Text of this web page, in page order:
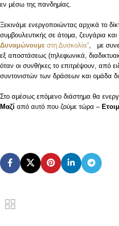
εν μέσω της πανδημίας.
Ξεκινάμε ενεργοποιώντας αρχικά το
συμβουλευτικής σε άτομα, ζευγάρια και
Δυναμώνουμε στη Δυσκολία”, με
εξ αποστάσεως (τηλεφωνικά,
όταν οι συνθήκες το επιτρέψουν, από
συντονιστών των δράσεων και ομάδα
Στο αμέσως επόμενο διάστημα θα
Μαζί από αυτό που ζούμε τώρα –